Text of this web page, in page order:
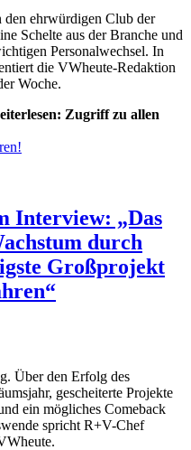
ehrwürdigen Club der
Schelte aus der Branche und
Personalwechsel. In
die VWheute-Redaktion
Woche.
Zugriff zu allen
Interview: „Das
durch
Großprojekt
Über den Erfolg des
gescheiterte Projekte
ein mögliches Comeback
spricht R+V-Chef